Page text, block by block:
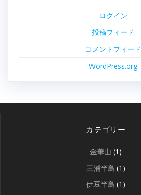
ログイン
投稿フィード
コメントフィード
WordPress.org
カテゴリー
金華山 (1)
三浦半島 (1)
伊豆半島 (1)